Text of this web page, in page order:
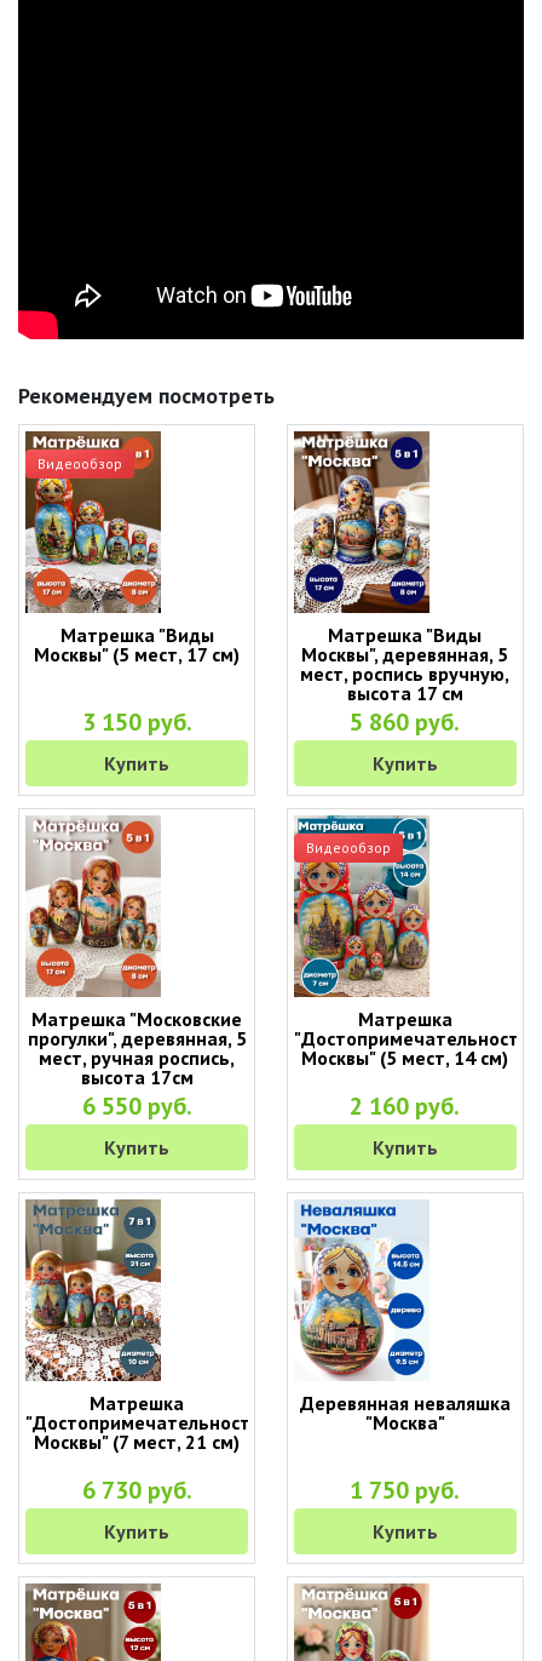
Рекомендуем посмотреть
Видеообзор
Матрешка "Виды
Москвы" (5 мест, 17 см)
3 150 руб.
Купить
Матрешка "Виды
Москвы", деревянная, 5
мест, роспись вручную,
высота 17 см
5 860 руб.
Купить
Матрешка "Московские
прогулки", деревянная, 5
мест, ручная роспись,
высота 17см
6 550 руб.
Купить
Видеообзор
Матрешка
"Достопримечательности
Москвы" (5 мест, 14 см)
2 160 руб.
Купить
Матрешка
"Достопримечательности
Москвы" (7 мест, 21 см)
6 730 руб.
Купить
Деревянная неваляшка
"Москва"
1 750 руб.
Купить